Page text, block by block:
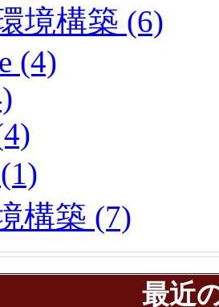
境構築 (6)
(4)
構築 (7)
最近